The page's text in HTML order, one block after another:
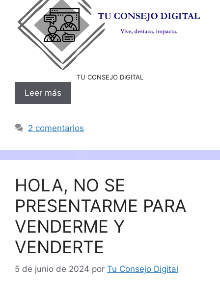
TU CONSEJO DIGITAL
Leer más
2 comentarios
HOLA, NO SE
PRESENTARME PARA
VENDERME Y
VENDERTE
5 de junio de 2024 por Tu Consejo Digital